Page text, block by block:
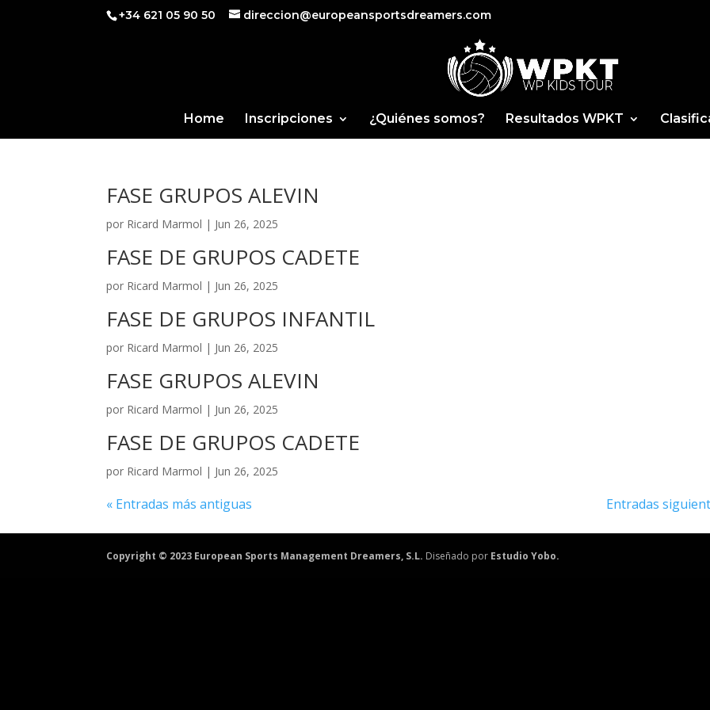
+34 621 05 90 50 direccion@europeansportsdreamers.com
Home Inscripciones ¿Quiénes somos? Resultados WPKT
FASE GRUPOS ALEVIN
por Ricard Marmol | Jun 26, 2025
FASE DE GRUPOS CADETE
por Ricard Marmol | Jun 26, 2025
FASE DE GRUPOS INFANTIL
por Ricard Marmol | Jun 26, 2025
FASE GRUPOS ALEVIN
por Ricard Marmol | Jun 26, 2025
FASE DE GRUPOS CADETE
por Ricard Marmol | Jun 26, 2025
« Entradas más antiguas Entradas
Copyright © 2023 European Sports Management Dreamers, S.L. Diseñado por Estudio Yobo.